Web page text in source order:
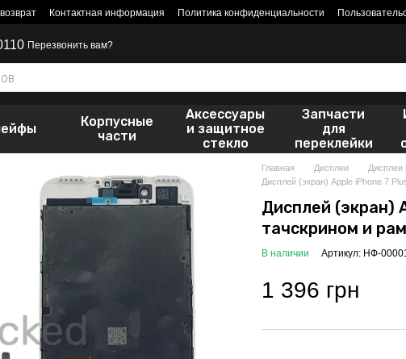
Контактная информация Политика конфиденциальности
Перезвонить вам?
Корпусные
части
Аксессуары
и защитное
стекло
Запчасти
для
переклейки
Главная Дисплеи Дисплеи
Дисплей (экран) Apple iPhone 7
Дисплей (экран)
тачскрином и
В наличии Артикул: НФ-
1 396 грн